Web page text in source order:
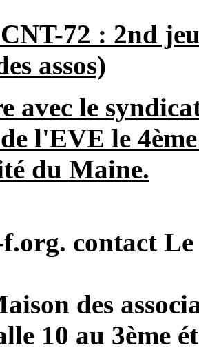
72 : 2nd
assos)
avec le
l'EVE le
du Maine.
contact
des
10 au 3ème